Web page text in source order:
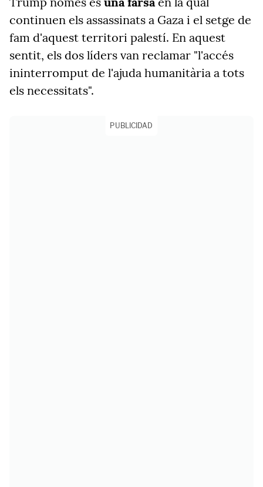
continuen els assassinats a Gaza i el setge de
fam d'aquest territori palestí. En aquest
sentit, els dos líders van reclamar "l'accés
ininterromput de l'ajuda humanitària a tots
els necessitats".
PUBLICIDAD